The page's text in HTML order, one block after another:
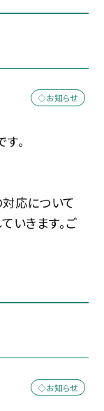
◇お知らせ
。
応について
いきます。ご
◇お知らせ